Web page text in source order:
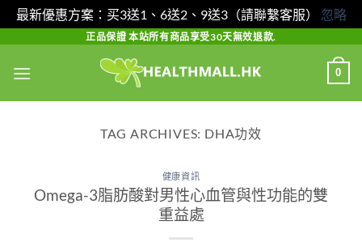
最新優惠方案：买3送1、6送2、9送3（請聯繫客服） 忽略
content
正品保證 本站所有商品享受30天無效退款.
0
TAG ARCHIVES: DHA功效
健康資訊
Omega-3脂肪酸對男性心血管與性功能的雙
重益處